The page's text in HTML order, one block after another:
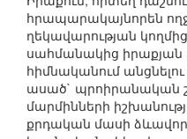
հրապարակայնորեն
ղեկավարության
սահմանակից
հիմնականում
ասած` պրոիրանական
մարմինների
քրդական մասի